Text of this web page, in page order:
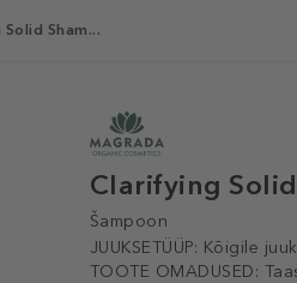
Solid Sham...
Clarifying
Šampoon
JUUKSETÜÜP: Kõigile
TOOTE OMADUSED: